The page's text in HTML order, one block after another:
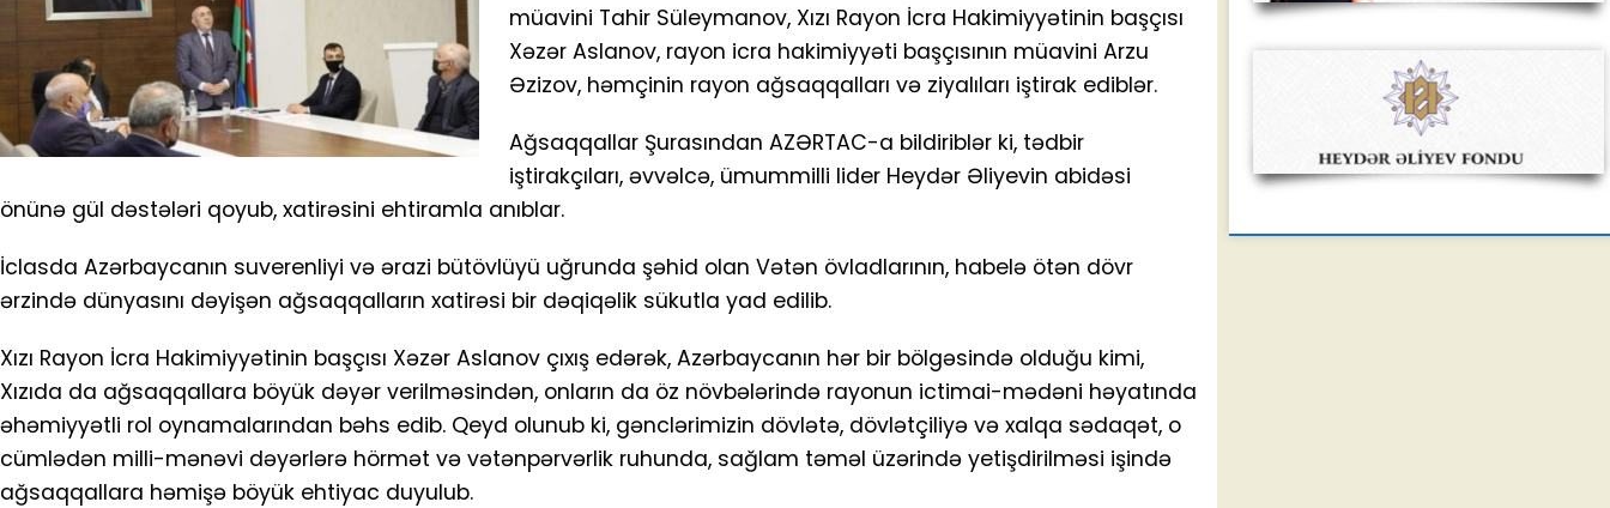
müavini Tahir Süleymanov, Xızı Rayon İcra Hakimiyyətinin başçısı
Xəzər Aslanov, rayon icra hakimiyyəti başçısının müavini Arzu
Əzizov, həmçinin rayon ağsaqqalları və ziyalıları iştirak ediblər.
Ağsaqqallar Şurasından AZƏRTAC-a bildiriblər ki, tədbir
iştirakçıları, əvvəlcə, ümummilli lider Heydər Əliyevin abidəsi
önünə gül dəstələri qoyub, xatirəsini ehtiramla anıblar.
İclasda Azərbaycanın suverenliyi və ərazi bütövlüyü uğrunda şəhid olan Vətən övladlarının, habelə ötən dövr
ərzində dünyasını dəyişən ağsaqqalların xatirəsi bir dəqiqəlik sükutla yad edilib.
Xızı Rayon İcra Hakimiyyətinin başçısı Xəzər Aslanov çıxış edərək, Azərbaycanın hər bir bölgəsində olduğu kimi,
Xızıda da ağsaqqallara böyük dəyər verilməsindən, onların da öz növbələrində rayonun ictimai-mədəni həyatında
əhəmiyyətli rol oynamalarından bəhs edib. Qeyd olunub ki, gənclərimizin dövlətə, dövlətçiliyə və xalqa sədaqət, o
cümlədən milli-mənəvi dəyərlərə hörmət və vətənpərvərlik ruhunda, sağlam təməl üzərində yetişdirilməsi işində
ağsaqqallara həmişə böyük ehtiyac duyulub.